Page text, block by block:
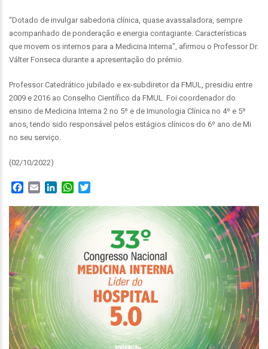
“Dotado de invulgar sabedoria clínica, quase avassaladora, sempre
acompanhado de ponderação e energia contagiante. Características
que movem os internos para a Medicina Interna”, afirmou o Professor Dr.
Válter Fonseca durante a apresentação do prémio.
Professor Catedrático jubilado e ex-subdiretor da FMUL, presidiu entre
2009 e 2016 ao Conselho Científico da FMUL. Foi coordenador do
ensino de Medicina Interna 2 no 5º e de Imunologia Clínica no 4º e 5º
anos, tendo sido responsável pelos estágios clínicos do 6º ano de Mi
no seu serviço.
(02/10/2022)
Facebook
Email LinkedInWhatsApp